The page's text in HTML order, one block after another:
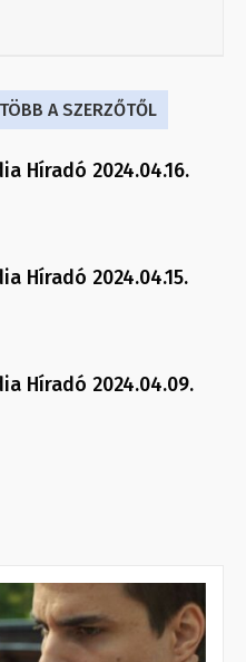
TÖBB A SZERZŐTŐL
Híradó 2024.04.16.
Híradó 2024.04.15.
Híradó 2024.04.09.